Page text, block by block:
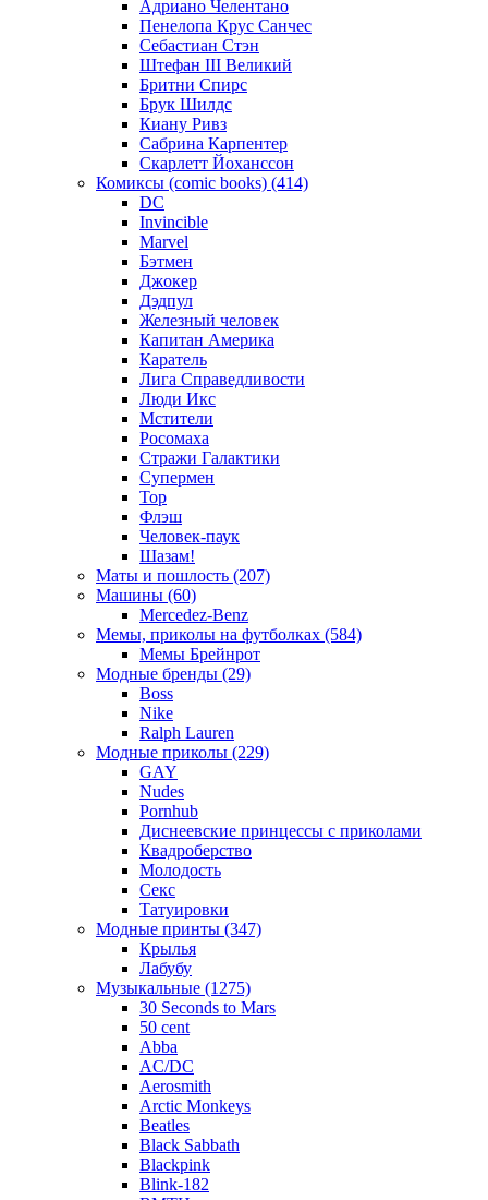
Адриано Челентано
Пенелопа Крус Санчес
Себастиан Стэн
Штефан III Великий
Бритни Спирс
Брук Шилдс
Киану Ривз
Сабрина Карпентер
Скарлетт Йоханссон
Комиксы (comic books) (414)
DC
Invincible
Marvel
Бэтмен
Джокер
Дэдпул
Железный человек
Капитан Америка
Каратель
Лига Справедливости
Люди Икс
Мстители
Росомаха
Стражи Галактики
Супермен
Тор
Флэш
Человек-паук
Шазам!
Маты и пошлость (207)
Машины (60)
Mercedez-Benz
Мемы, приколы на футболках (584)
Мемы Брейнрот
Модные бренды (29)
Boss
Nike
Ralph Lauren
Модные приколы (229)
GAY
Nudes
Pornhub
Диснеевские принцессы с приколами
Квадроберство
Молодость
Секс
Татуировки
Модные принты (347)
Крылья
Лабубу
Музыкальные (1275)
30 Seconds to Mars
50 cent
Abba
AC/DC
Aerosmith
Arctic Monkeys
Beatles
Black Sabbath
Blackpink
Blink-182